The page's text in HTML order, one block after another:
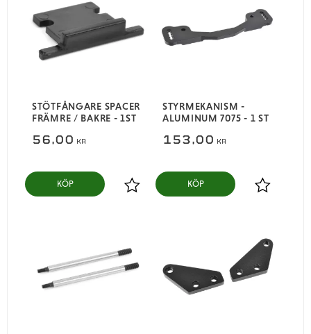
STÖTFÅNGARE SPACER
FRÄMRE / BAKRE - 1ST
56,00 KR
Lägg till i favoriter
KÖP
STYRMEKANISM -
ALUMINUM 7075 - 1 ST
153,00 KR
Lägg till i
KÖP